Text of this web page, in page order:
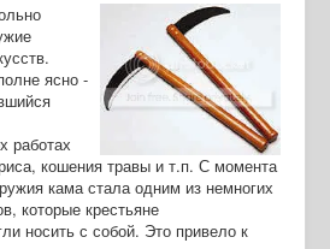
ясно -
работах
кошения травы и т.п. С момента
кама стала одним из немногих
которые крестьяне
носить с собой. Это привело к